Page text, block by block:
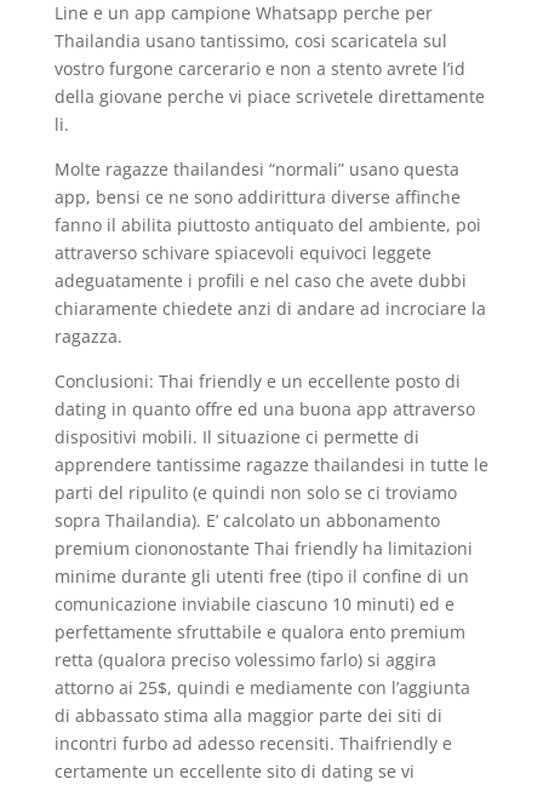
Line e un app campione Whatsapp perche per
Thailandia usano tantissimo, cosi scaricatela sul
vostro furgone carcerario e non a stento avrete l’id
della giovane perche vi piace scrivetele direttamente
li.
Molte ragazze thailandesi “normali” usano questa
app, bensi ce ne sono addirittura diverse affinche
fanno il abilita piuttosto antiquato del ambiente, poi
attraverso schivare spiacevoli equivoci leggete
adeguatamente i profili e nel caso che avete dubbi
chiaramente chiedete anzi di andare ad incrociare la
ragazza.
Conclusioni: Thai friendly e un eccellente posto di
dating in quanto offre ed una buona app attraverso
dispositivi mobili. Il situazione ci permette di
apprendere tantissime ragazze thailandesi in tutte le
parti del ripulito (e quindi non solo se ci troviamo
sopra Thailandia). E’ calcolato un abbonamento
premium ciononostante Thai friendly ha limitazioni
minime durante gli utenti free (tipo il confine di un
comunicazione inviabile ciascuno 10 minuti) ed e
perfettamente sfruttabile e qualora ento premium
retta (qualora preciso volessimo farlo) si aggira
attorno ai 25$, quindi e mediamente con l’aggiunta
di abbassato stima alla maggior parte dei siti di
incontri furbo ad adesso recensiti. Thaifriendly e
certamente un eccellente sito di dating se vi